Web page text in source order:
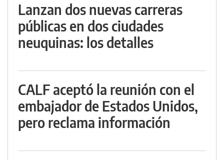
Lanzan dos nuevas carreras
públicas en dos ciudades
neuquinas: los detalles
CALF aceptó la reunión con el
embajador de Estados Unidos,
pero reclama información